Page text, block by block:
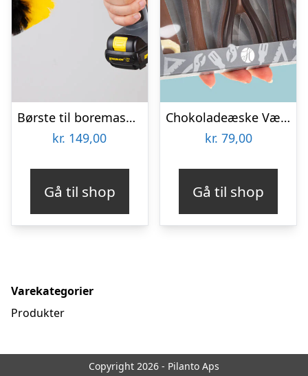
Børste til boremaskine 3-pak – Wibbri
kr. 149,00
Gå til shop
Chokoladeæske Værktøj
kr. 79,00
Gå til shop
Varekategorier
Produkter
Copyright 2026 - Pilanto Aps